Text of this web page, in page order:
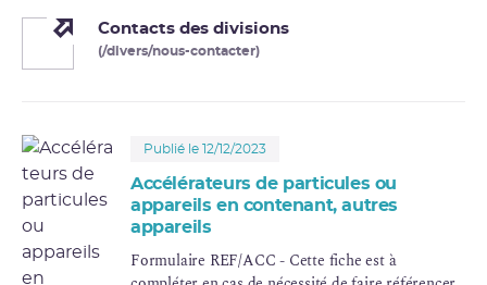
Contacts des divisions
(/divers/nous-contacter)
Publié le 12/12/2023
Accélérateurs de particules ou
appareils en contenant, autres
appareils
Formulaire REF/ACC - Cette fiche est à